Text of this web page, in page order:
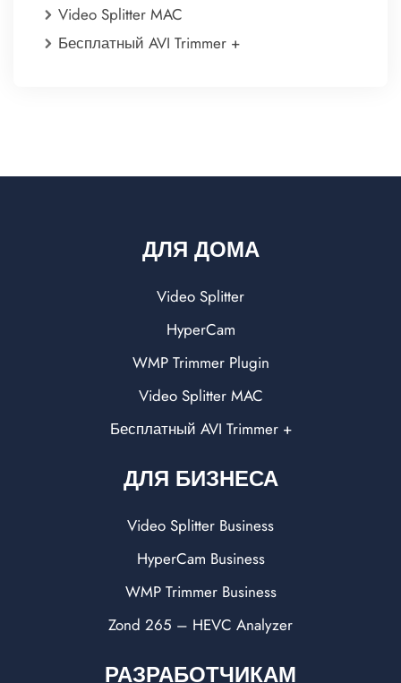
Video Splitter MAC
Бесплатный AVI Trimmer +
ДЛЯ ДОМА
Video Splitter
HyperCam
WMP Trimmer Plugin
Video Splitter MAC
Бесплатный AVI Trimmer +
ДЛЯ БИЗНЕСА
Video Splitter Business
HyperCam Business
WMP Trimmer Business
Zond 265 – HEVC Analyzer
РАЗРАБОТЧИКАМ